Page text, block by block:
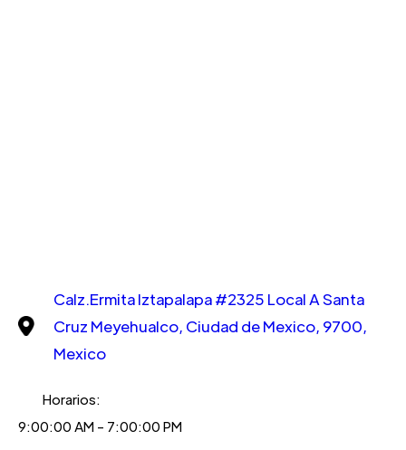
Calz.Ermita Iztapalapa #2325 Local A Santa
Cruz Meyehualco, Ciudad de Mexico, 9700,
Mexico
Horarios:
9:00:00 AM - 7:00:00 PM